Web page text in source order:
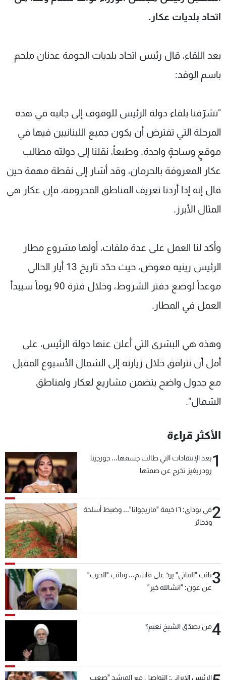
اتحاد بلديات عكار.
بعد اللقاء، قال رئيس اتحاد بلديات الجومة عدنان ملحم
باسم الوفد:
"تشرّفنا بلقاء دولة الرئيس للوقوف إلى جانبه في هذه
المرحلة التي تفترض أن يكون جميع اللبنانيين فيها في
موقعٍ وساحةٍ واحدة. وطبعاً، نقلنا إلى دولته مطالب
عكار المعروفة بالحرمان، وقد أشار إلى نقطة مهمة حين
قال إنه إذا أردنا تعريف المناطق المحرومة، فإن عكار هي
المثال الأبرز.
وأكد لنا العمل على عدة ملفات، أولها مشروع مطار
الرئيس رينيه معوض، حيث حدّد تاريخ 13 أيار الحالي
موعداً لوضع دفتر الشروط، وخلال فترة 90 يوماً سيبدأ
العمل في المطار.
وهذه هي البشرى التي أعلن عنها دولة الرئيس، على
أمل أن تترافق خلال زيارته إلى الشمال الأسبوع المقبل
مع جدول واضح يتضمن مشاريع لعكار ولمناطق
الشمال".
الأكثر قراءة
1بعد الإنتقادات التي طالت جسمها... جورجينا
رودريغيز تخرج عن صمتها
2
في بوداي: ١٦ خيمة "ماريجوانا"... وضبط أسلحة
وذخائر
3نائب "الثنائي" يردّ على قاسم... ونائب "الحزب"
عن عون: "انشالله خير"
4من يصدّق الشيخ نعيم؟
الرئيس الإيراني: التواصل مع المرشد "صعب
شاهد البرامج
الترددات
عن MTV
لاعلاناتكم
وظائف